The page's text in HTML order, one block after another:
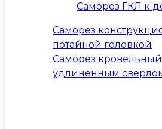
Саморез ГКЛ к
Саморез
потайной головкой
Саморез
удлиненным